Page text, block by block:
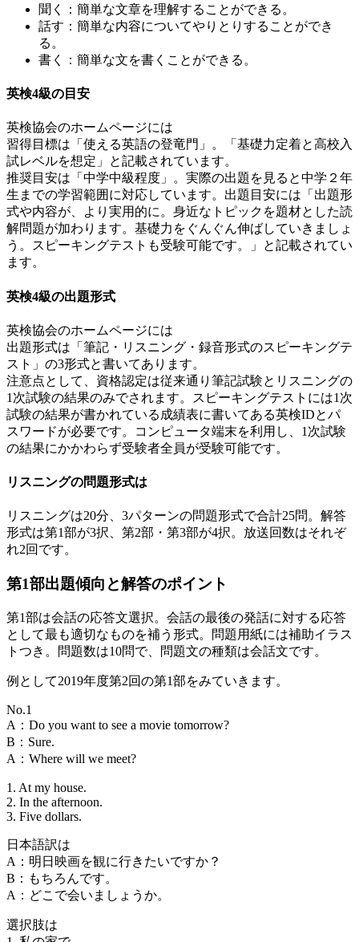
聞く：簡単な文章を理解することができる。
話す：簡単な内容についてやりとりすることができ
る。
書く：簡単な文を書くことができる。
英検4級の目安
英検協会のホームページには
習得目標は「使える英語の登竜門」。「基礎力定着と高校入
試レベルを想定」と記載されています。
推奨目安は「中学中級程度」。実際の出題を見ると中学２年
生までの学習範囲に対応しています。出題目安には「出題形
式や内容が、より実用的に。身近なトピックを題材とした読
解問題が加わります。基礎力をぐんぐん伸ばしていきましょ
う。スピーキングテストも受験可能です。」と記載されてい
ます。
英検4級の出題形式
英検協会のホームページには
出題形式は「筆記・リスニング・録音形式のスピーキングテ
スト」の3形式と書いてあります。
注意点として、資格認定は従来通り筆記試験とリスニングの
1次試験の結果のみでされます。スピーキングテストには1次
試験の結果が書かれている成績表に書いてある英検IDとパ
スワードが必要です。コンピュータ端末を利用し、1次試験
の結果にかかわらず受験者全員が受験可能です。
リスニングの問題形式は
リスニングは20分、3パターンの問題形式で合計25問。解答
形式は第1部が3択、第2部・第3部が4択。放送回数はそれぞ
れ2回です。
第1部出題傾向と解答のポイント
第1部は会話の応答文選択。会話の最後の発話に対する応答
として最も適切なものを補う形式。問題用紙には補助イラス
トつき。問題数は10問で、問題文の種類は会話文です。
例として2019年度第2回の第1部をみていきます。
No.1
A：Do you want to see a movie tomorrow?
B：Sure.
A：Where will we meet?
1. At my house.
2. In the afternoon.
3. Five dollars.
日本語訳は
A：明日映画を観に行きたいですか？
B：もちろんです。
A：どこで会いましょうか。
選択肢は